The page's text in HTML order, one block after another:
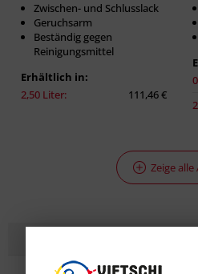
Zwischen- und Schlusslack
Geruchsarm
Beständig gegen
Reinigungsmittel
Erhältlich in:
2,50 Liter:
111,46 €
Zeige alle